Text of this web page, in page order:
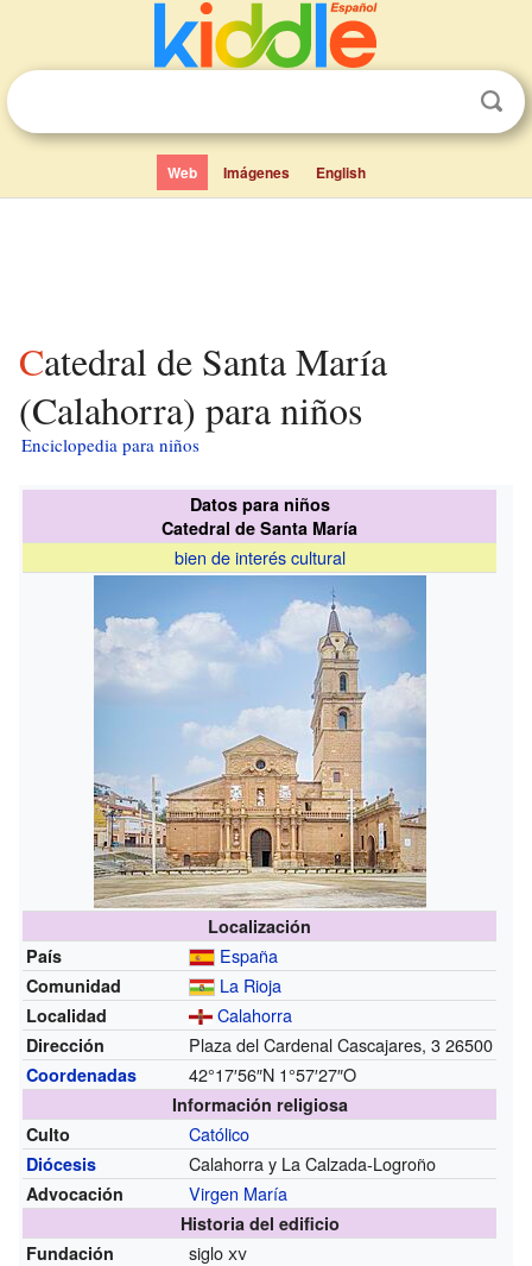
Web Imágenes English
Catedral de Santa María
(Calahorra) para niños
Enciclopedia para niños
Datos para niños
Catedral de Santa María
bien de interés cultural
Localización
País
España
Comunidad La Rioja
Localidad Calahorra
Dirección Plaza del Cardenal Cascajares, 3 26500
Coordenadas 42°17′56″N 1°57′27″O
Información religiosa
Culto
Católico
Diócesis Calahorra y La Calzada-Logroño
Advocación Virgen María
Historia del edificio
Fundación
sigloxv